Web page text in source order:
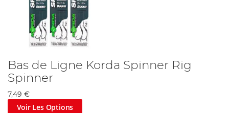
Bas de Ligne Korda Spinner Rig
Spinner
7,49 €
Voir Les Options